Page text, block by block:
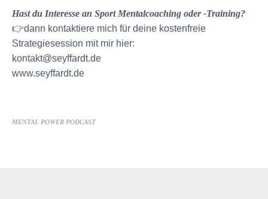
Hast du Interesse an Sport Mentalcoaching oder -Training?
👉dann kontaktiere mich für deine kostenfreie
Strategiesession mit mir hier:
kontakt@seyffardt.de
www.seyffardt.de
MENTAL POWER PODCAST